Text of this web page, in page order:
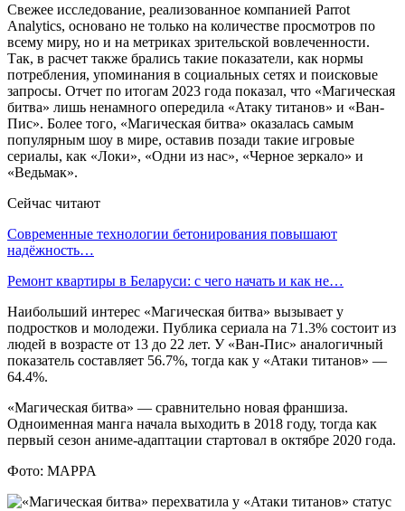
Свежее исследование, реализованное компанией Parrot
Analytics, основано не только на количестве просмотров по
всему миру, но и на метриках зрительской вовлеченности.
Так, в расчет также брались такие показатели, как нормы
потребления, упоминания в социальных сетях и поисковые
запросы. Отчет по итогам 2023 года показал, что «Магическая
битва» лишь ненамного опередила «Атаку титанов» и «Ван-
Пис». Более того, «Магическая битва» оказалась самым
популярным шоу в мире, оставив позади такие игровые
сериалы, как «Локи», «Одни из нас», «Черное зеркало» и
«Ведьмак».
Сейчас читают
Современные технологии бетонирования повышают
надёжность…
Ремонт квартиры в Беларуси: с чего начать и как не…
Наибольший интерес «Магическая битва» вызывает у
подростков и молодежи. Публика сериала на 71.3% состоит из
людей в возрасте от 13 до 22 лет. У «Ван-Пис» аналогичный
показатель составляет 56.7%, тогда как у «Атаки титанов» —
64.4%.
«Магическая битва» — сравнительно новая франшиза.
Одноименная манга начала выходить в 2018 году, тогда как
первый сезон аниме-адаптации стартовал в октябре 2020 года.
Фото: MAPPA